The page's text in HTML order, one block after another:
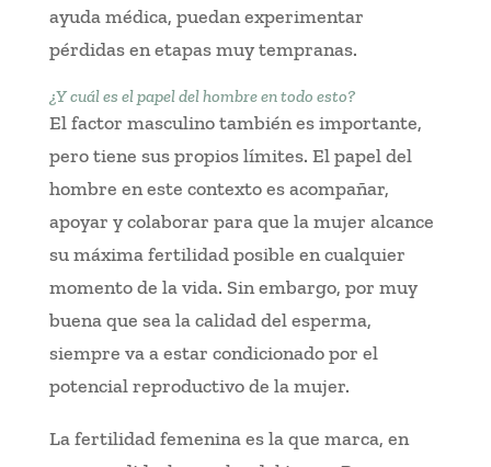
ayuda médica, puedan experimentar
pérdidas en etapas muy tempranas.
¿Y cuál es el papel del hombre en todo esto?
El factor masculino también es importante,
pero tiene sus propios límites. El papel del
hombre en este contexto es acompañar,
apoyar y colaborar para que la mujer alcance
su máxima fertilidad posible en cualquier
momento de la vida. Sin embargo, por muy
buena que sea la calidad del esperma,
siempre va a estar condicionado por el
potencial reproductivo de la mujer.
La fertilidad femenina es la que marca, en